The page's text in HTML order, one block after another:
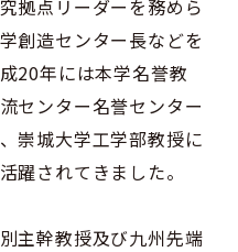
拠点リーダーを務めら
創造センター長などを
20年には本学名誉教
センター名誉センター
崇城大学工学部教授に
躍されてきました。
主幹教授及び九州先端